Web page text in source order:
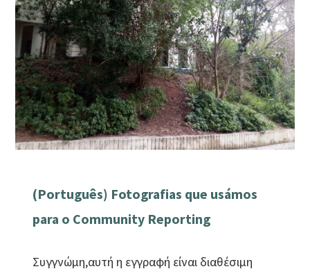
(Português) Fotografias que usámos
para o Community Reporting
Συγγνώμη,αυτή η εγγραφή είναι διαθέσιμη